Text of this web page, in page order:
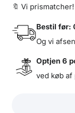
🔖 Vi prismatcher!
Bestil før:
Og vi
Optjen 6
ved køb